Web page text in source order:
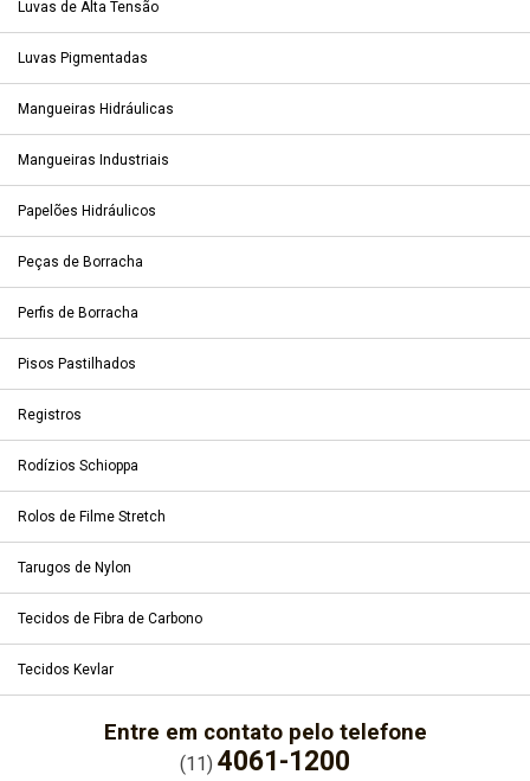
Luvas de Alta Tensão
Luvas Pigmentadas
Mangueiras Hidráulicas
Mangueiras Industriais
Papelões Hidráulicos
Peças de Borracha
Perfis de Borracha
Pisos Pastilhados
Registros
Rodízios Schioppa
Rolos de Filme Stretch
Tarugos de Nylon
Tecidos de Fibra de Carbono
Tecidos Kevlar
Entre em contato pelo telefone
(11) 4061-1200